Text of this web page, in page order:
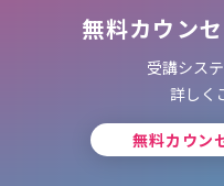
無料カウン
受講シス
詳しく
無料カウン